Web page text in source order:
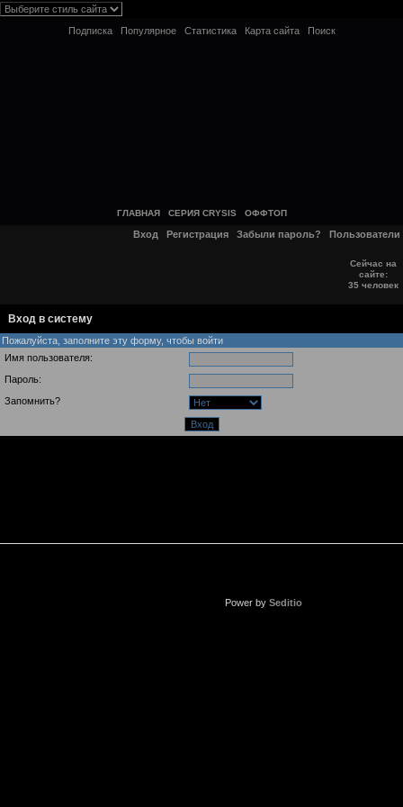
Подписка Популярное Статистика Карта сайта Поиск
ГЛАВНАЯ СЕРИЯ CRYSIS ОФФТОП
Вход Регистрация Забыли пароль? Пользователи
Сейчас на
сайте:
35 человек
Вход в систему
Пожалуйста, заполните эту форму, чтобы войти
Имя пользователя:
Пароль:
Запомнить?
Power by Seditio